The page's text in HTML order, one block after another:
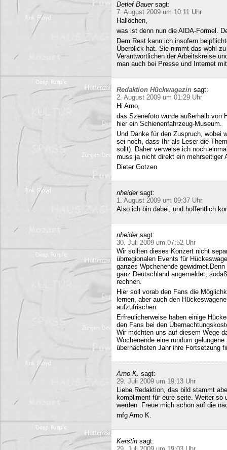
Detlef Bauer sagt:
7. August 2009 um 10:11 Uhr
Hallöchen,
was ist denn nun die AIDA-Formel.
Dem Rest kann ich insofern
Überblick hat. Sie nimmt das wohl
Verantwortlichen der Arbeitskreise
man auch bei Presse und Internet
Redaktion Hückwagazin sagt:
2. August 2009 um 01:29 Uhr
Hi Arno,
das Szenefoto wurde außerhalb von
hier ein Schienenfahrzeug-Museum.
Und Danke für den Zuspruch, wobei
sei noch, dass Ihr als Leser die
sollt). Daher verweise ich noch
muss ja nicht direkt ein mehrseitiger
Dieter Gotzen
nheider sagt:
1. August 2009 um 09:37 Uhr
Also ich bin dabei, und hoffentlich
nheider sagt:
30. Juli 2009 um 07:52 Uhr
Wir sollten dieses Konzert nicht
übrregionalen Events für
ganzes Wpchenende
ganz Deutschland angemeldet,
rechnen.
Hier soll vorab den Fans die
lernen, aber auch den
aufzufrischen.
Erfreulicherweise haben einige
den Fans bei den
Wir möchten uns auf diesem Wege
Wochenende eine rundum
übernächsten Jahr ihre Fortsetzung
Arno K. sagt:
29. Juli 2009 um 19:13 Uhr
Liebe Redaktion, das bild stammt
kompliment für eure seite. Weiter so
werden. Freue mich schon auf die
mfg Arno K.
Kerstin sagt: